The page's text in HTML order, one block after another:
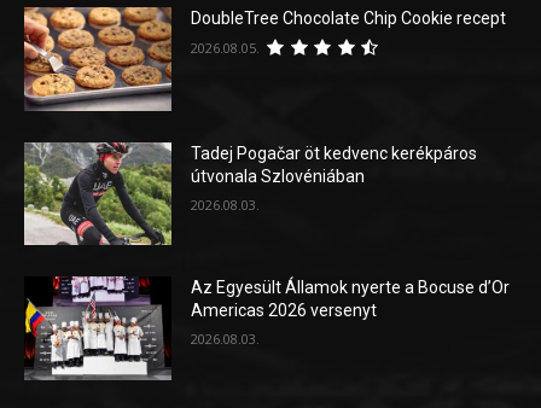
DoubleTree Chocolate Chip Cookie recept
2026.08.05.
Tadej Pogačar öt kedvenc kerékpáros
útvonala Szlovéniában
2026.08.03.
Az Egyesült Államok nyerte a Bocuse d’Or
Americas 2026 versenyt
2026.08.03.